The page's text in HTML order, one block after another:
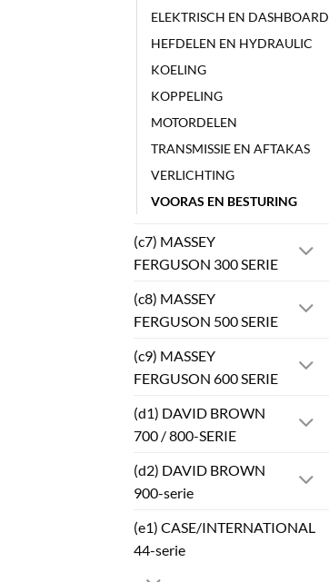
ELEKTRISCH EN DASHBOARD
HEFDELEN EN HYDRAULIC
KOELING
KOPPELING
MOTORDELEN
TRANSMISSIE EN AFTAKAS
VERLICHTING
VOORAS EN BESTURING
(c7) MASSEY
FERGUSON 300 SERIE
(c8) MASSEY
FERGUSON 500 SERIE
(c9) MASSEY
FERGUSON 600 SERIE
(d1) DAVID BROWN
700 / 800-SERIE
(d2) DAVID BROWN
900-serie
(e1) CASE/INTERNATIONAL
44-serie